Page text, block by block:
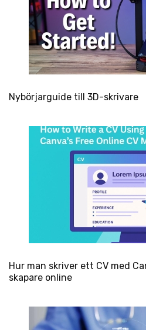
Nybörjarguide till 3D-skrivare
Hur man skriver ett CV med
skapare online